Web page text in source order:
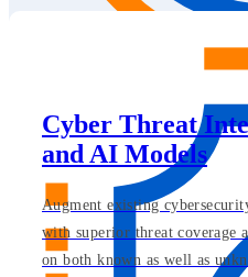
Cyber Threat
and AI Models
Augment existing
with superior threat coverage
on both known as well as